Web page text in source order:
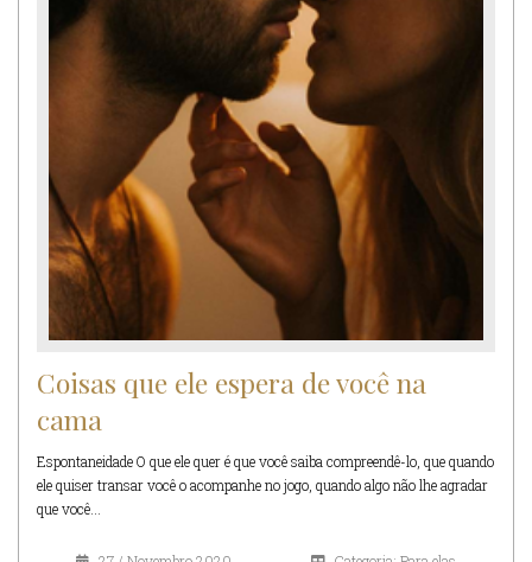
Coisas que ele espera de você na
cama
Espontaneidade O que ele quer é que você saiba compreendê-lo, que quando
ele quiser transar você o acompanhe no jogo, quando algo não lhe agradar
que você...